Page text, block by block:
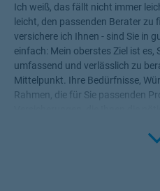
Ich weiß, das fällt nicht immer
leicht, den passenden Berater zu
versichere ich Ihnen - sind Sie in
einfach: Mein oberstes Ziel ist es,
umfassend und verlässlich zu
Mittelpunkt. Ihre Bedürfnisse,
Rahmen, die für Sie passenden
Fachwissen, meiner